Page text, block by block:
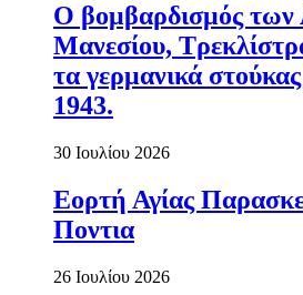
Ο βομβαρδισμός
Μανεσίου,
τα γερμανικά στούκας
1943.
30 Ιουλίου 2026
Εορτή Αγίας
Ποντια
26 Ιουλίου 2026